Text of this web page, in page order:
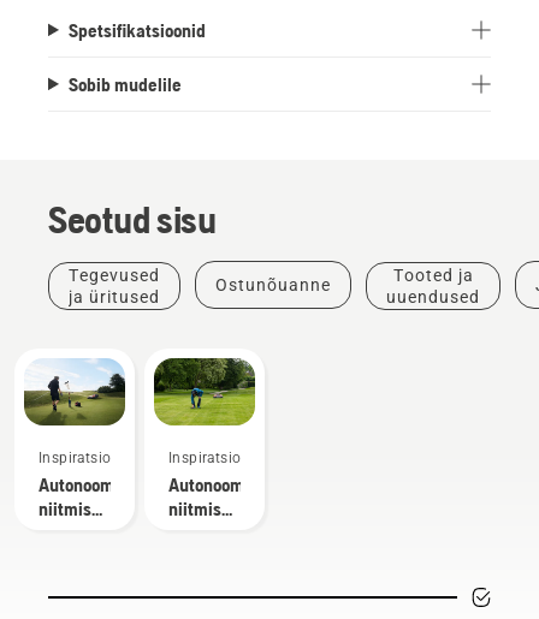
Spetsifikatsioonid
Sobib mudelile
Seotud sisu
Tegevused
ja üritused
Ostunõuanne
Tooted ja
uuendused
Inspiratsioon
Autonoomse
niitmise
Inspiratsioon
Autonoomse
niitmise